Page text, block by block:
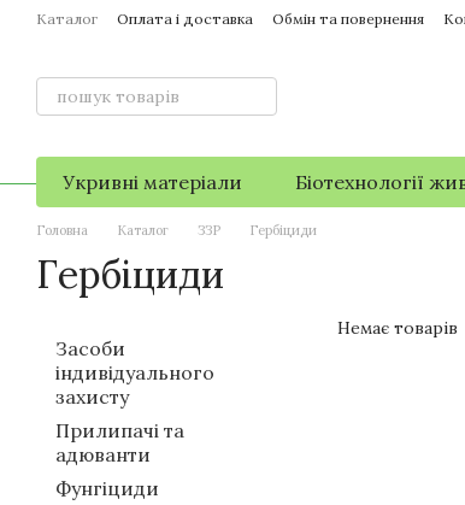
Перейти до основного контенту
Каталог Оплата і доставка Обмін та повернення
Укривні матеріали Біотехнології
Головна Каталог ЗЗР Гербіциди
Гербіциди
Немає товарів
Засоби
індивідуального
захисту
Прилипачі та
адюванти
Фунгіциди